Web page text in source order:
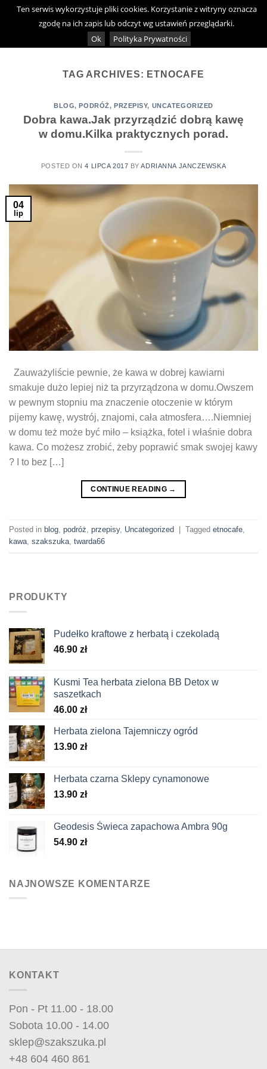
Skip
TAG ARCHIVES: ETNOCAFE
PRODUKTY
Pudełko kraftowe z herbatą i czekoladą
46.90 zł
Kusmi Tea herbata zielona BB Detox w
saszetkach
46.00 zł
Herbata zielona Tajemniczy ogród
13.90 zł
Herbata czarna Sklepy cynamonowe
13.90 zł
Geodesis Świeca zapachowa Ambra 90g
54.90 zł
NAJNOWSZE KOMENTARZE
BLOG,PODRÓŻ, PRZEPISY, UNCATEGORIZED
Dobra kawa.Jak przyrządzić dobrą kawę
w domu.Kilka praktycznych porad.
POSTED ON4 LIPCA 2017 BYADRIANNA JANCZEWSKA
04
lip
Zauważyliście pewnie, że kawa w dobrej kawiarni
smakuje dużo lepiej niż ta przyrządzona w domu.Owszem
w pewnym stopniu ma znaczenie otoczenie w którym
pijemy kawę, wystrój, znajomi, cała atmosfera….Niemniej
w domu też może być miło – książka, fotel i właśnie dobra
kawa. Co możesz zrobić, żeby poprawić smak swojej kawy
? I to bez […]
CONTINUE READING →
Posted in blog, podróż, przepisy, Uncategorized Tagged etnocafe,
kawa, szakszuka, twarda66
KONTAKT
Pon - Pt 11.00 - 18.00
Sobota 10.00 - 14.00
sklep@szakszuka.pl
+48 604 460 861
Ten serwis wykorzystuje pliki cookies. Korzystanie z witryny oznacza
zgodę na ich zapis lub odczyt wg ustawień przeglądarki.
Ok
Polityka Prywatności